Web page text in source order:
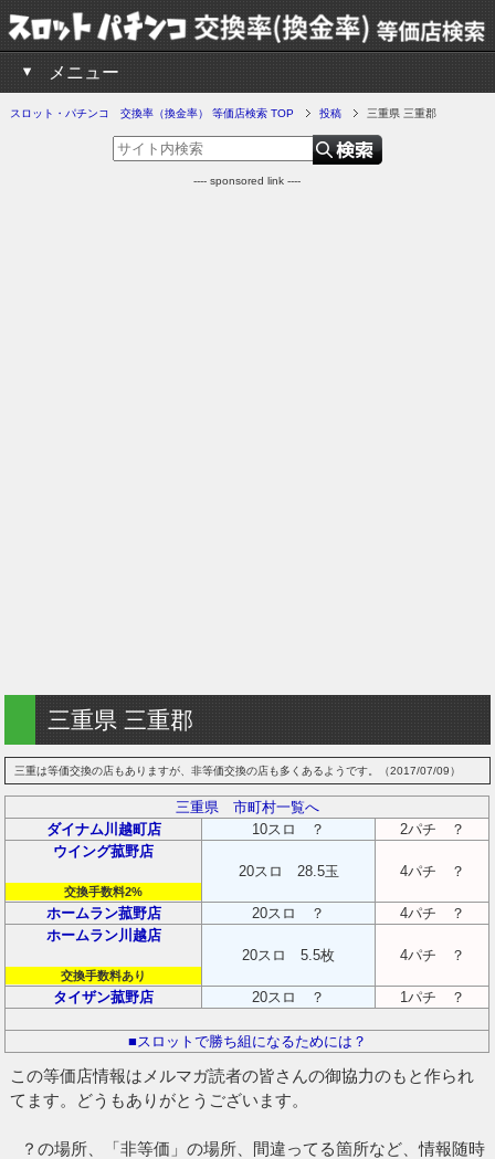
メニュー
スロット・パチンコ 交換率（換金率） 等価店検索 TOP 投稿 三重県 三重郡
---- sponsored link ----
三重県 三重郡
三重は等価交換の店もありますが、非等価交換の店も多くあるようです。（2017/07/09）
三重県 市町村一覧へ
ダイナム川越町店
10スロ ？
2パチ ？
ウイング菰野店
交換手数料2%
20スロ 28.5玉 4パチ ？
ホームラン菰野店 20スロ ？
4パチ ？
ホームラン川越店
交換手数料あり
20スロ 5.5枚 4パチ ？
タイザン菰野店 20スロ ？ 1パチ ？
■スロットで勝ち組になるためには？
この等価店情報はメルマガ読者の皆さんの御協力のもと作られ
てます。どうもありがとうございます。
？の場所、「非等価」の場所、間違ってる箇所など、情報随時